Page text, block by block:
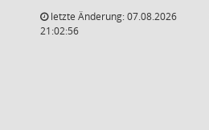
letzte Änderung: 07.08.2026
21:02:56